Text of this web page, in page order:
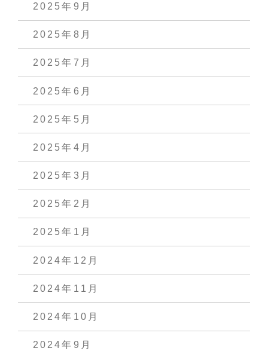
2025年9月
2025年8月
2025年7月
2025年6月
2025年5月
2025年4月
2025年3月
2025年2月
2025年1月
2024年12月
2024年11月
2024年10月
2024年9月